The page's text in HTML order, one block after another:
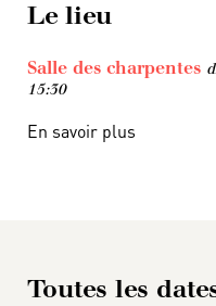
Le lieu
Salle des charpentes
15:30
En savoir plus
Toutes les